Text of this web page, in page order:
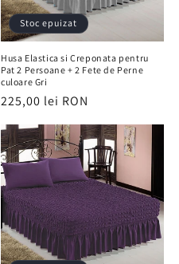
Stoc epuizat
Husa Elastica si Creponata pentru
Pat 2 Persoane + 2 Fete de Perne
culoare Gri
Preț
225,00 lei RON